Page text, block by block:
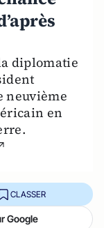
diplomatie
neuvième
en
CLASSER
Google